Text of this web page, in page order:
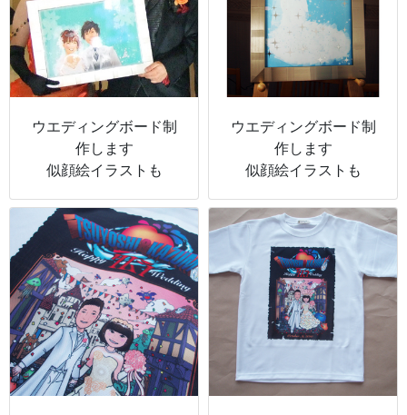
ウエディングボード制
作します
似顔絵イラストも
ウエディングボード制
作します
似顔絵イラストも